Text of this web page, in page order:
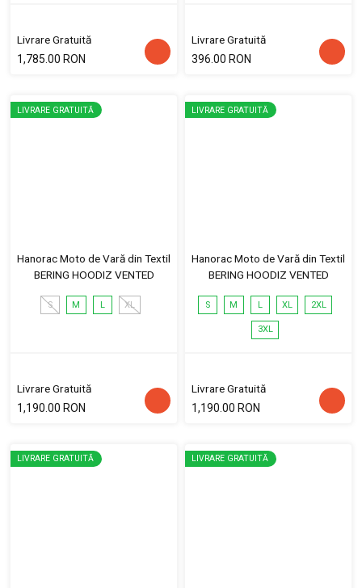
Livrare Gratuită
1,785.00 RON
Livrare Gratuită
396.00 RON
LIVRARE GRATUITĂ
Hanorac Moto de Vară din Textil
BERING HOODIZ VENTED
S M L XL
Livrare Gratuită
1,190.00 RON
LIVRARE GRATUITĂ
Hanorac Moto de Vară din Textil
BERING HOODIZ VENTED
S M L XL 2XL
3XL
Livrare Gratuită
1,190.00 RON
LIVRARE GRATUITĂ LIVRARE GRATUITĂ